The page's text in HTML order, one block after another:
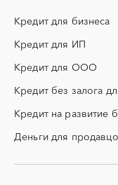
"ЦЕНТР
ГОСУДАРСТВЕННЫХ
ЗАКУПОК
КРАЯ"
2224164425
КОНТРАКТНОЙ
4205120352
Кредит для бизнеса
Кредит для ИП
Кредит для ООО
Кредит без залога
Кредит на развитие
Деньги для